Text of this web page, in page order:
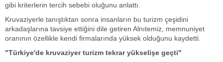
gibi kriterlerin tercih sebebi oluğunu anlattı.
Kruvaziyerle tanıştıktan sonra insanların bu turizm çeşidini
arkadaşlarına tavsiye ettiğini dile getiren Alnıtemiz, memnuniyet
oranının özellikle kendi firmalarında yüksek olduğunu kaydetti.
"Türkiye'de kruvaziyer turizm tekrar yükselişe geçti"